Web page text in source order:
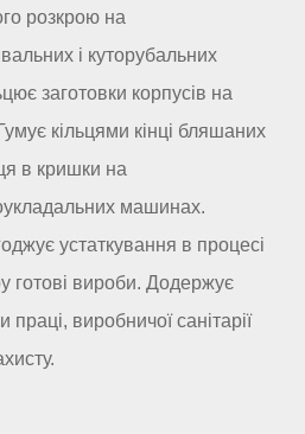
розкрою на
і куторубальних
заготовки корпусів на
кільцями кінці бляшаних
в кришки на
машинах.
устаткування в процесі
готові вироби. Додержує
виробничої санітарії